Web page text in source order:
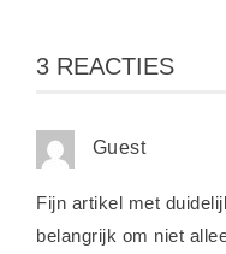
3 REACTIES
Guest
Fijn artikel met
belangrijk om niet